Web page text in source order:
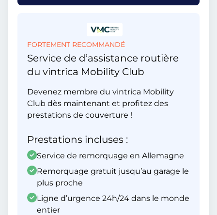
FORTEMENT RECOMMANDÉ
Service de d’assistance routière
du vintrica Mobility Club
Devenez membre du vintrica Mobility
Club dès maintenant et profitez des
prestations de couverture !
Prestations incluses :
Service de remorquage en Allemagne
Remorquage gratuit jusqu’au garage le
plus proche
Ligne d’urgence 24h/24 dans le monde
entier